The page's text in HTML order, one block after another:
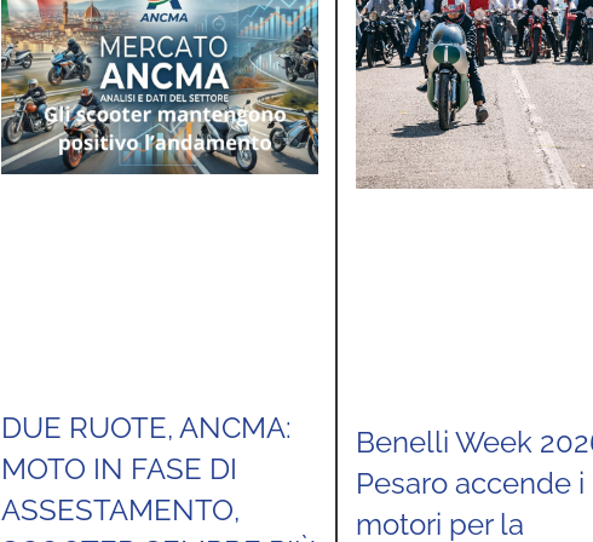
DUE RUOTE, ANCMA:
MOTO IN FASE DI
ASSESTAMENTO,
Benelli Week
Pesaro accende i
motori per la